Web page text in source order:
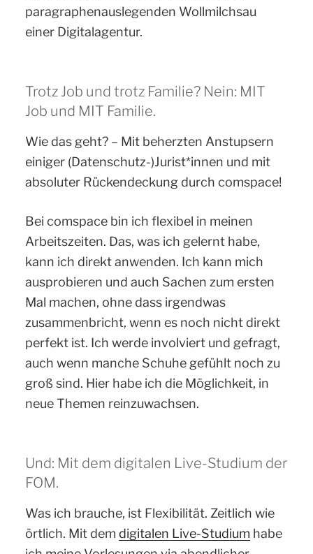
paragraphenauslegenden Wollmilchsau
einer Digitalagentur.
Trotz Job und trotz Familie? Nein: MIT
Job und MIT Familie.
Wie das geht? – Mit beherzten Anstupsern
einiger (Datenschutz-)Jurist*innen und mit
absoluter Rückendeckung durch comspace!
Bei comspace bin ich flexibel in meinen
Arbeitszeiten. Das, was ich gelernt habe,
kann ich direkt anwenden. Ich kann mich
ausprobieren und auch Sachen zum ersten
Mal machen, ohne dass irgendwas
zusammenbricht, wenn es noch nicht direkt
perfekt ist. Ich werde involviert und gefragt,
auch wenn manche Schuhe gefühlt noch zu
groß sind. Hier habe ich die Möglichkeit, in
neue Themen reinzuwachsen.
Und: Mit dem digitalen Live-Studium der
FOM.
Was ich brauche, ist Flexibilität. Zeitlich wie
örtlich. Mit dem digitalen Live-Studium habe